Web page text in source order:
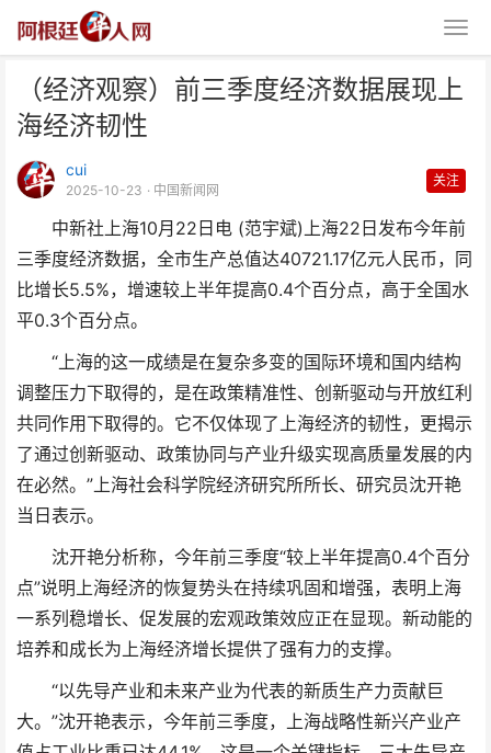
（经济观察）前三季度经济数据展现上
海经济韧性
cui
2025-10-23 · 中国新闻网
关注
中新社上海10月22日电 (范宇斌)上海22日发布今年前
三季度经济数据，全市生产总值达40721.17亿元人民币，同
比增长5.5%，增速较上半年提高0.4个百分点，高于全国水
平0.3个百分点。
“上海的这一成绩是在复杂多变的国际环境和国内结构
调整压力下取得的，是在政策精准性、创新驱动与开放红利
共同作用下取得的。它不仅体现了上海经济的韧性，更揭示
了通过创新驱动、政策协同与产业升级实现高质量发展的内
在必然。”上海社会科学院经济研究所所长、研究员沈开艳
当日表示。
沈开艳分析称，今年前三季度“较上半年提高0.4个百分
点”说明上海经济的恢复势头在持续巩固和增强，表明上海
一系列稳增长、促发展的宏观政策效应正在显现。新动能的
培养和成长为上海经济增长提供了强有力的支撑。
“以先导产业和未来产业为代表的新质生产力贡献巨
大。”沈开艳表示，今年前三季度，上海战略性新兴产业产
（经济观察）前三季度经济数据展
现上海经济韧性